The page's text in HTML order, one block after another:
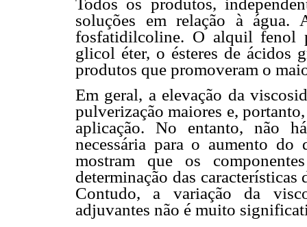
soluções em relação à água.
fosfatidilcoline. O alquil
glicol éter, o ésteres de ácidos
produtos que promoveram o
Em geral, a elevação da
pulverização maiores e,
aplicação. No entanto, não
necessária para o aumento
mostram que os
determinação das
Contudo, a variação da
adjuvantes não é muito